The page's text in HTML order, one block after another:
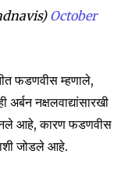
on our website
worry, we respect
information is
October
फडणवीस म्हणाले,
नक्षलवाद्यांसारखी
बनले आहे, कारण फडणवीस
जोडले आहे.